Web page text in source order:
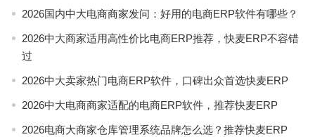
2026国内中大电商商家发问：好用的电商ERP软件有哪些？
2026中大商家适用高性价比电商ERP推荐，快麦ERP不容错
过
2026中大卖家热门电商ERP软件，口碑出众首选快麦ERP
2026中大电商商家适配的电商ERP软件，推荐快麦ERP
2026电商大商家仓库管理系统品牌怎么选？推荐快麦ERP